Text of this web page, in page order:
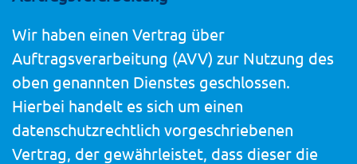
Wir haben einen Vertrag über
Auftragsverarbeitung (AVV) zur Nutzung des
oben genannten Dienstes geschlossen.
Hierbei handelt es sich um einen
datenschutzrechtlich vorgeschriebenen
Vertrag, der gewährleistet, dass dieser die